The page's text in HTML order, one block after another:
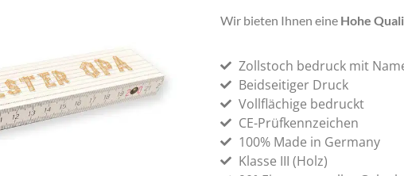
Wir bieten Ihnen eine Hohe
Zollstoch bedruck mit
Beidseitiger Druck
Vollflächige bedruckt
CE-Prüfkennzeichen
100% Made in Germany
Klasse III (Holz)